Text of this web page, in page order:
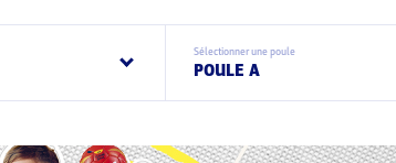
Sélectionner une poule
POULE A